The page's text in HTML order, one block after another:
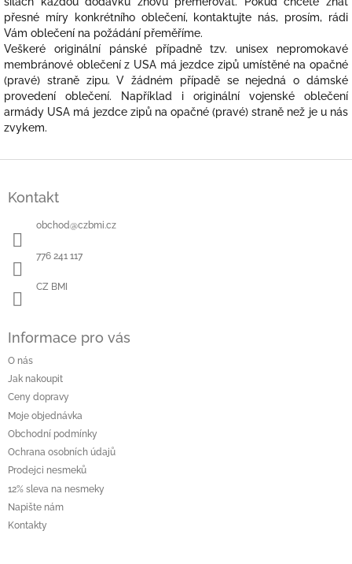
přesné míry konkrétního oblečení, kontaktujte nás, prosím, rádi
Vám oblečení na požádání přeměříme.
Veškeré originální pánské případně tzv. unisex nepromokavé
membránové oblečení z USA má jezdce zipů umístěné na opačné
(pravé) straně zipu. V žádném případě se nejedná o dámské
provedení oblečení. Například i originální vojenské oblečení
armády USA má jezdce zipů na opačné (pravé) straně než je u nás
zvykem.
Kontakt
obchod@czbmi.cz
776 241 117
CZ BMI
Informace pro vás
O nás
Jak nakoupit
Ceny dopravy
Moje objednávka
Obchodní podmínky
Ochrana osobních údajů
Prodejci nesmeků
12% sleva na nesmeky
Napište nám
Kontakty